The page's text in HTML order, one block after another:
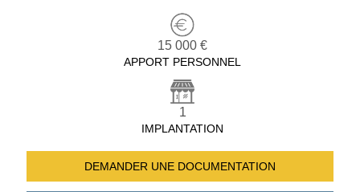
15 000 €
APPORT PERSONNEL
1
IMPLANTATION
DEMANDER UNE DOCUMENTATION